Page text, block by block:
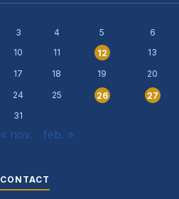
3
4 5 6
10
11 12 13
17
18 19 20
24
25 26 27
31
« nov. feb. »
CONTACT